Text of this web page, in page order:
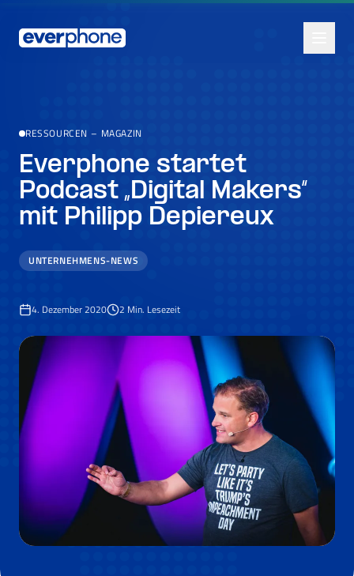
RESSOURCEN – MAGAZIN
Everphone startet
Podcast „Digital Makers“
mit Philipp Depiereux
UNTERNEHMENS-NEWS
4. Dezember 2020 2 Min. Lesezeit